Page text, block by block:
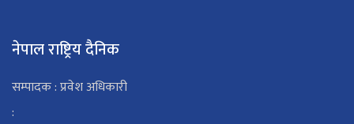
नेपाल राष्ट्रिय दैनिक
सम्पादक : प्रवेश अधिकारी
: